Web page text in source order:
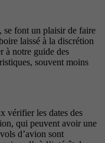
, se font un plaisir de faire
laissé à la discrétion
à notre guide des
souvent moins
vérifier les dates des
qui peuvent avoir une
d’avion sont